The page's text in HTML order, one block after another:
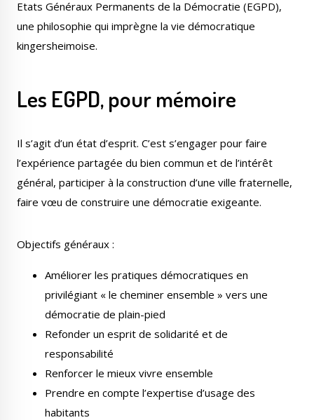
municipales
Enquêtes publiques
Associations
Le Créa La médiathèque
Etats Généraux Permanents de la Démocratie (EGPD),
une philosophie qui imprègne la vie démocratique
kingersheimoise.
Les EGPD, pour mémoire
Il s’agit d’un état d’esprit. C’est s’engager pour faire
l’expérience partagée du bien commun et de l’intérêt
général, participer à la construction d’une ville fraternelle,
faire vœu de construire une démocratie exigeante.
Objectifs généraux :
Améliorer les pratiques démocratiques en
privilégiant « le cheminer ensemble » vers une
démocratie de plain-pied
Refonder un esprit de solidarité et de
responsabilité
Renforcer le mieux vivre ensemble
Prendre en compte l’expertise d’usage des
habitants